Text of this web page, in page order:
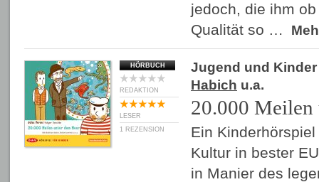
jedoch, die ihm
Qualität so …
HÖRBUCH
REDAKTION
LESER
1 REZENSION
Jugend und Kinder
Habich u.a.
20.000 Meilen
Ein
Kultur in bester
in Manier des